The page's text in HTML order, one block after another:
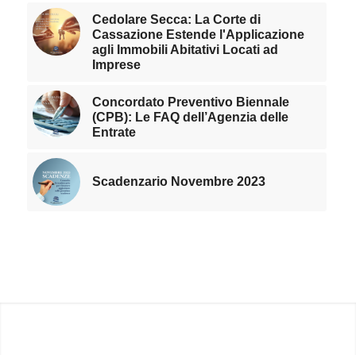
Cedolare Secca: La Corte di
Cassazione Estende l'Applicazione
agli Immobili Abitativi Locati ad
Imprese
Concordato Preventivo Biennale
(CPB): Le FAQ dell’Agenzia delle
Entrate
Scadenzario Novembre 2023